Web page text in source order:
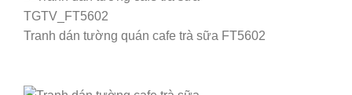
Tranh dán tường quán cafe trà sữa FT5602